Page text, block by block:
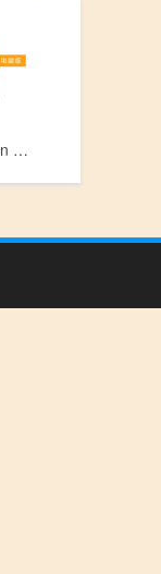
骨盆骨折_Gu Pen Gu Zhe